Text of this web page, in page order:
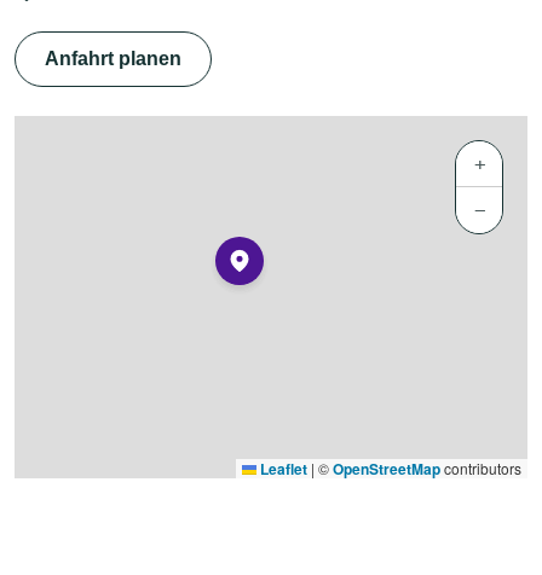
Anfahrt planen
+
−
Leaflet | ©OpenStreetMapcontributors